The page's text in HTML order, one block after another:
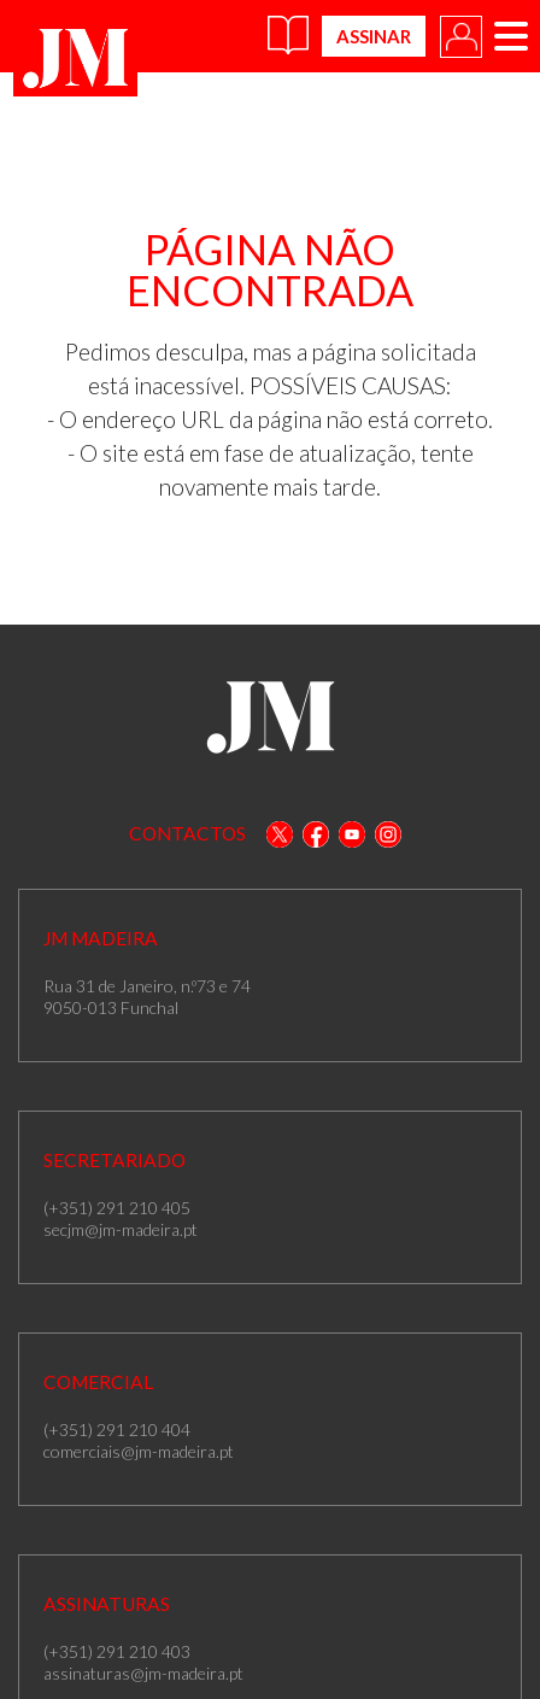
×
PÁGINA NÃO
ENCONTRADA
Pedimos desculpa, mas a página solicitada
está inacessível. POSSÍVEIS CAUSAS:
- O endereço URL da página não está correto.
- O site está em fase de atualização, tente
novamente mais tarde.
CONTACTOS
JM MADEIRA
Rua 31 de Janeiro, n.º73 e 74
9050-013 Funchal
SECRETARIADO
(+351) 291 210 405
secjm@jm-madeira.pt
COMERCIAL
(+351) 291 210 404
comerciais@jm-madeira.pt
ASSINATURAS
(+351) 291 210 403
assinaturas@jm-madeira.pt